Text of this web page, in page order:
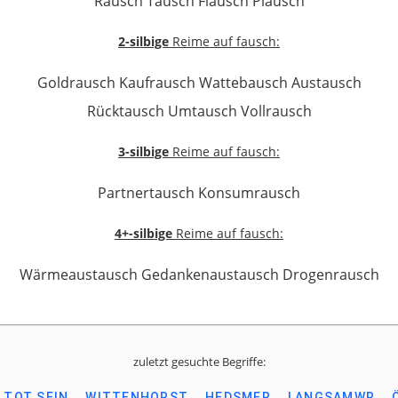
2-silbige Reime auf fausch:
Goldrausch Kaufrausch Wattebausch Austausch
Rücktausch Umtausch Vollrausch
3-silbige Reime auf fausch:
Partnertausch Konsumrausch
4+-silbige Reime auf fausch:
Wärmeaustausch Gedankenaustausch Drogenrausch
zuletzt gesuchte Begriffe: